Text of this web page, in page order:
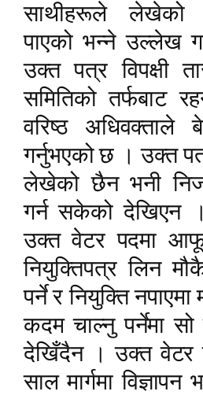
साथीहरूले लेखेको
पाएको भन्ने उल्लेख
उक्त पत्र विपक्षी
समितिको तर्फबाट
वरिष्ठ अधिवक्ताले
गर्नुभएको छ । उक्त
लेखेको छैन भनी
गर्न सकेको देखिएन
उक्त वेटर पदमा
नियुक्तिपत्र लिन
पर्ने र नियुक्ति नपाएमा
कदम चाल्नु पर्नेमा
देखिँदैन । उक्त वेटर
साल मार्गमा